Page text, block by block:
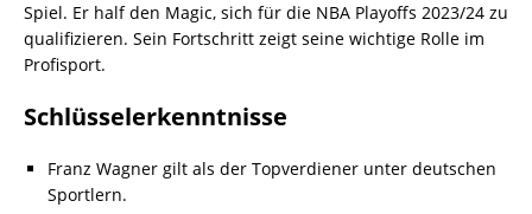
Spiel. Er half den Magic, sich für die NBA Playoffs 2023/24 zu
qualifizieren. Sein Fortschritt zeigt seine wichtige Rolle im
Profisport.
Schlüsselerkenntnisse
Franz Wagner gilt als der Topverdiener unter deutschen
Sportlern.